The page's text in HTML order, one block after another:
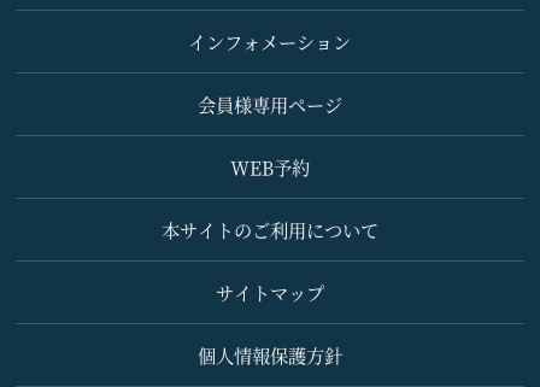
インフォメーション
会員様専用ページ
WEB予約
本サイトのご利用について
サイトマップ
個人情報保護方針